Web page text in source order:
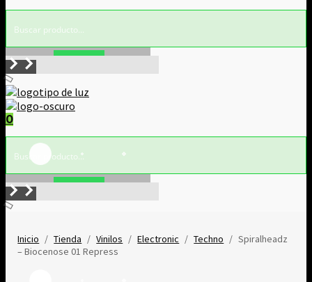
0
Inicio / Tienda / Vinilos / Electronic / Techno / Spiralheadz
– Biocenose 01 Repress